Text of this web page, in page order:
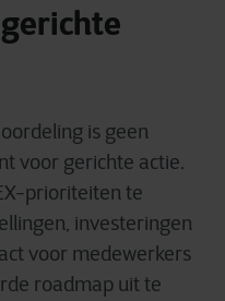
is geen
voor gerichte actie.
prioriteiten te
investeringen
voor medewerkers
roadmap uit te